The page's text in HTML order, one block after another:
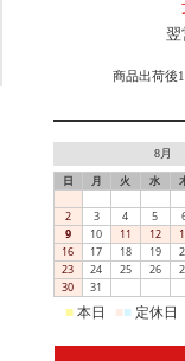
翌
商品出荷後
8月
日 月 火 水
2
3 4 5
9
10 11 12
16
17 18 19
23
24 25 26
30
31
■ 本日 ■■ 定休日